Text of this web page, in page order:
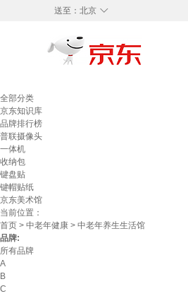
◇
送至： 北京
全部分类
京东知识库
品牌排行榜
普联摄像头
一体机
收纳包
键盘贴
键帽贴纸
京东美术馆
当前位置：
首页 > 中老年健康 > 中老年养生生活馆
品牌:
所有品牌
A
B
C